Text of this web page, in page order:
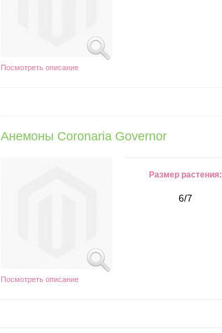
Посмотреть описание
Анемоны Coronaria Governor
Посмотреть описание
Размер растения:
6/7